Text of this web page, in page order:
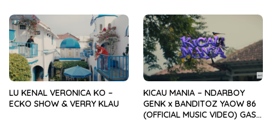
LU KENAL VERONICA KO –
ECKO SHOW & VERRY KLAU
KICAU MANIA – NDARBOY
GENK x BANDITOZ YAOW 86
(OFFICIAL MUSIC VIDEO) GAS